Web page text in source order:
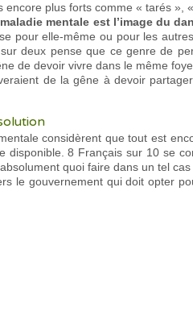
plus forts comme « tarés », «
mentale est l’image du
pour elle-même ou pour les
deux pense que ce genre de
de devoir vivre dans le même
de la gêne à devoir
considèrent que tout est
disponible. 8 Français sur 10 se
quoi faire dans un tel cas
le gouvernement qui doit opter